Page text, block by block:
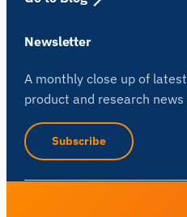
Newsletter
A monthly close up of latest
product and research news
Subscribe